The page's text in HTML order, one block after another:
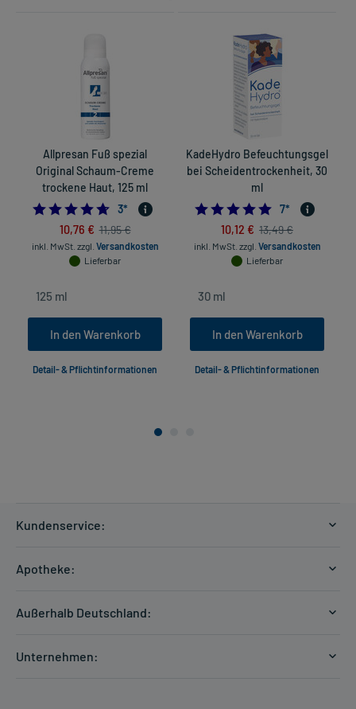
Allpresan Fuß spezial
Original Schaum-Creme
trockene Haut, 125 ml
4.666666666666667
3*
10,76 € 11,95 €
inkl. MwSt. zzgl. Versandkosten
Lieferbar
In den Warenkorb
Detail- & Pflichtinformationen
KadeHydro Befeuchtungsgel
bei Scheidentrockenheit, 30
ml
5.0
7*
10,12 € 13,49 €
inkl. MwSt. zzgl. Versandkosten
Lieferbar
In den Warenkorb
Detail- & Pflichtinformationen
Kundenservice:
Hilfe
Apotheke:
Außerhalb Deutschland:
Unternehmen: